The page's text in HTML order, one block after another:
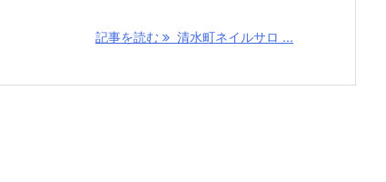
記事を読む 清水町ネイルサロ ...